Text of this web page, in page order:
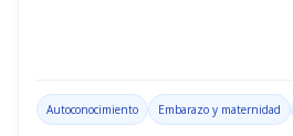
Autoconocimiento Embarazo y maternidad